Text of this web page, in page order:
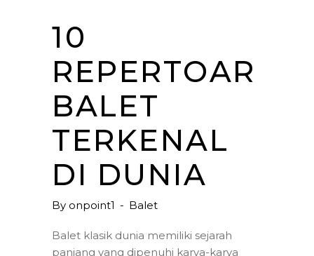
10
REPERTOAR
BALET
TERKENAL
DI DUNIA
By onpoint1 Balet
Balet klasik dunia memiliki sejarah
panjang yang dipenuhi karya-karya